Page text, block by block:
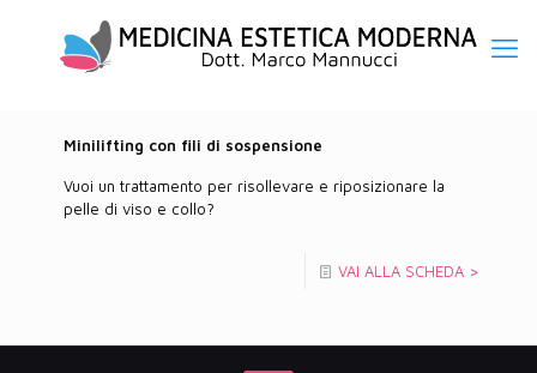
Minilifting con fili di sospensione
Vuoi un trattamento per risollevare e riposizionare la
pelle di viso e collo?
VAI ALLA SCHEDA >